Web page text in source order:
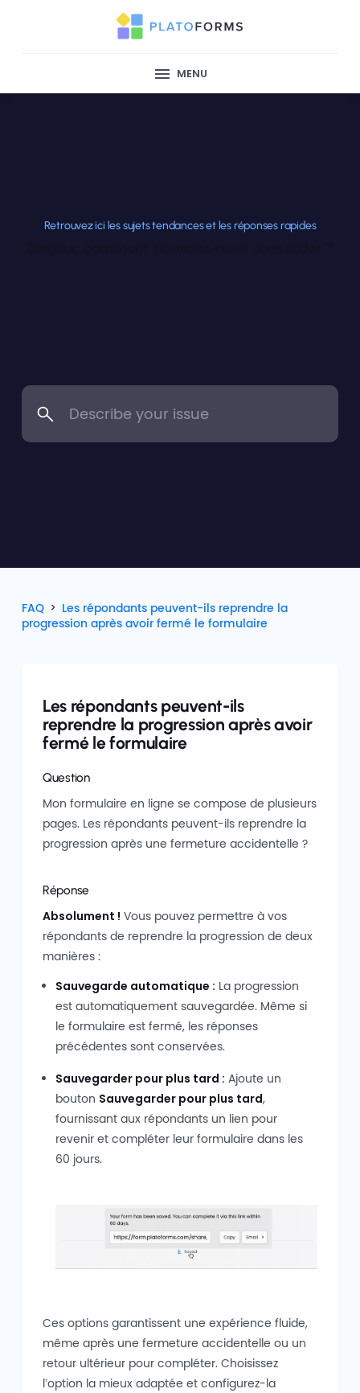
MENU
Retrouvez ici les sujets tendances et les réponses rapides
FAQ
Les répondants peuvent-ils reprendre la
progression après avoir fermé le formulaire
Les répondants peuvent-ils
reprendre la progression après avoir
fermé le formulaire
Question
Mon formulaire en ligne se compose de plusieurs
pages. Les répondants peuvent-ils reprendre la
progression après une fermeture accidentelle ?
Réponse
Absolument ! Vous pouvez permettre à vos
répondants de reprendre la progression de deux
manières :
Sauvegarde automatique : La progression
est automatiquement sauvegardée. Même si
le formulaire est fermé, les réponses
précédentes sont conservées.
Sauvegarder pour plus tard : Ajoute un
bouton Sauvegarder pour plus tard,
fournissant aux répondants un lien pour
revenir et compléter leur formulaire dans les
60 jours.
Ces options garantissent une expérience fluide,
même après une fermeture accidentelle ou un
retour ultérieur pour compléter. Choisissez
l’option la mieux adaptée et configurez-la